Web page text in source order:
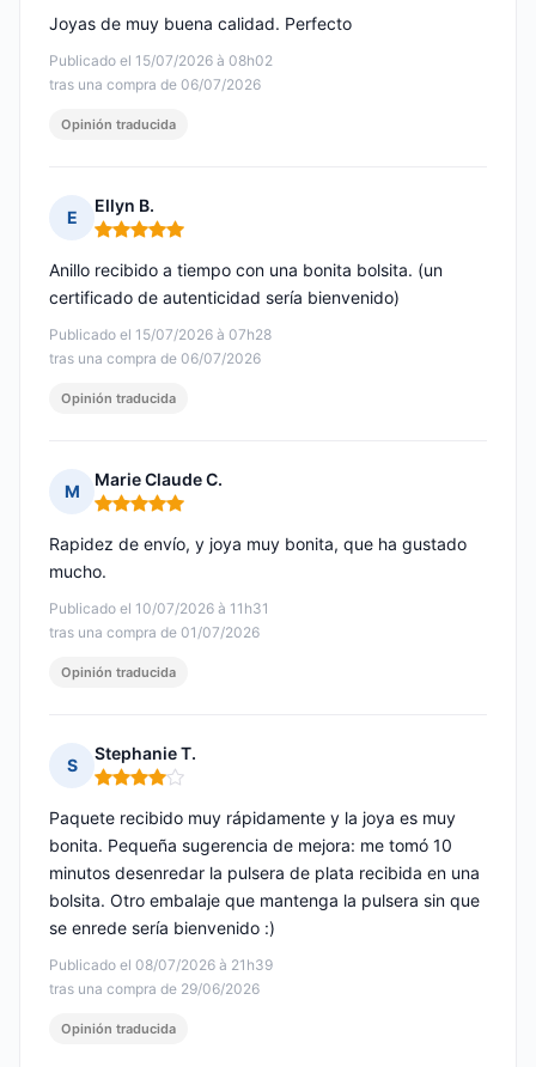
Publicado el 15/07/2026 à 08h02
tras una compra de 06/07/2026
Joyas de muy buena calidad. Perfecto
Opinión traducida
E
Ellyn B.
Nota: 5 de 5
Publicado el 15/07/2026 à 07h28
tras una compra de 06/07/2026
Anillo recibido a tiempo con una bonita bolsita. (un
certificado de autenticidad sería bienvenido)
Opinión traducida
M
Marie Claude C.
Nota: 5 de 5
Publicado el 10/07/2026 à 11h31
tras una compra de 01/07/2026
Rapidez de envío, y joya muy bonita, que ha gustado
mucho.
Opinión traducida
S
Stephanie T.
Nota: 4 de 5
Publicado el 08/07/2026 à 21h39
tras una compra de 29/06/2026
Paquete recibido muy rápidamente y la joya es muy
bonita. Pequeña sugerencia de mejora: me tomó 10
minutos desenredar la pulsera de plata recibida en una
bolsita. Otro embalaje que mantenga la pulsera sin que
se enrede sería bienvenido :)
Opinión traducida